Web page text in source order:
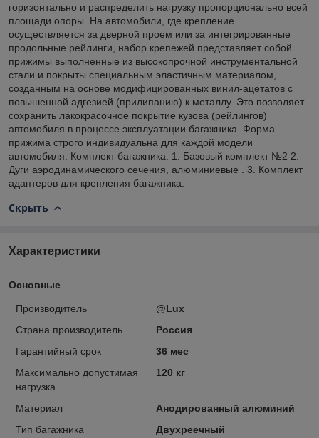
горизонтально и распределить нагрузку пропорционально всей
площади опоры. На автомобили, где крепление
осуществляется за дверной проем или за интегрированные
продольные рейлинги, набор крепежей представляет собой
прижимы выполненные из высокопрочной инструментальной
стали и покрыты специальным эластичным материалом,
созданным на основе модифицированных винил-ацетатов с
повышенной адгезией (прилипанию) к металлу. Это позволяет
сохранить лакокрасочное покрытие кузова (рейлингов)
автомобиля в процессе эксплуатации багажника. Форма
прижима строго индивидуальна для каждой модели
автомобиля. Комплект багажника: 1. Базовый комплект №2 2.
Дуги аэродинамического сечения, алюминиевые . 3. Комплект
адаптеров для крепления багажника.
Скрыть
Характеристики
Основные
Производитель
@Lux
Страна производитель
Россия
Гарантийный срок
36 мес
Максимально допустимая
нагрузка
120 кг
Материал
Анодированный алюминий
Тип багажника
Двухреечный